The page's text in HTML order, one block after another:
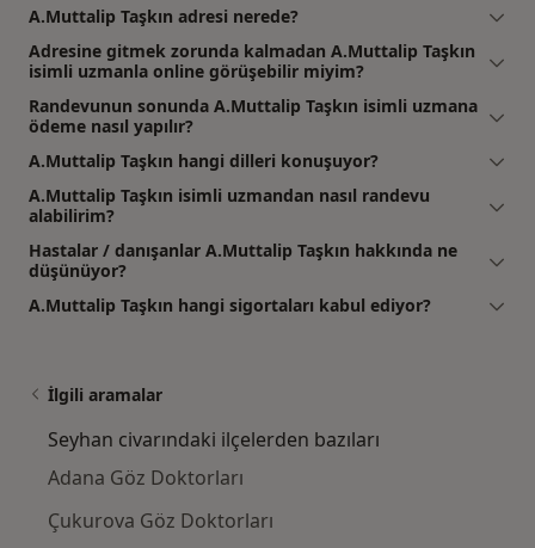
A.Muttalip Taşkın adresi nerede?
Adresine gitmek zorunda kalmadan A.Muttalip Taşkın
isimli uzmanla online görüşebilir miyim?
Randevunun sonunda A.Muttalip Taşkın isimli uzmana
ödeme nasıl yapılır?
A.Muttalip Taşkın hangi dilleri konuşuyor?
A.Muttalip Taşkın isimli uzmandan nasıl randevu
alabilirim?
Hastalar / danışanlar A.Muttalip Taşkın hakkında ne
düşünüyor?
A.Muttalip Taşkın hangi sigortaları kabul ediyor?
İlgili aramalar
Seyhan civarındaki ilçelerden bazıları
Adana Göz Doktorları
Çukurova Göz Doktorları